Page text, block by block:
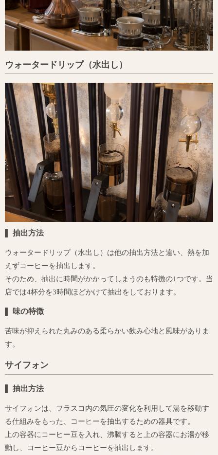
ウォータードリップ（水出し）
抽出方法
ウォータードリップ（水出し）は他の抽出方法と違い、熱を加
えずコーヒーを抽出します。
そのため、抽出に時間がかかってしまうのも特徴の1つです。当
店では4杯分を3時間ほどかけて抽出をしております。
味の特徴
苦味が抑えられた丸みのある柔らかい飲み心地と風味がありま
す。
サイフォン
抽出方法
サイフォンは、フラスコ内の気圧の変化を利用して湯を移動す
る仕組みをもった、コーヒーを抽出するための器具です。
上の容器にコーヒー豆を入れ、沸騰すると上の容器にお湯が移
動し、コーヒー豆からコーヒーを抽出します。